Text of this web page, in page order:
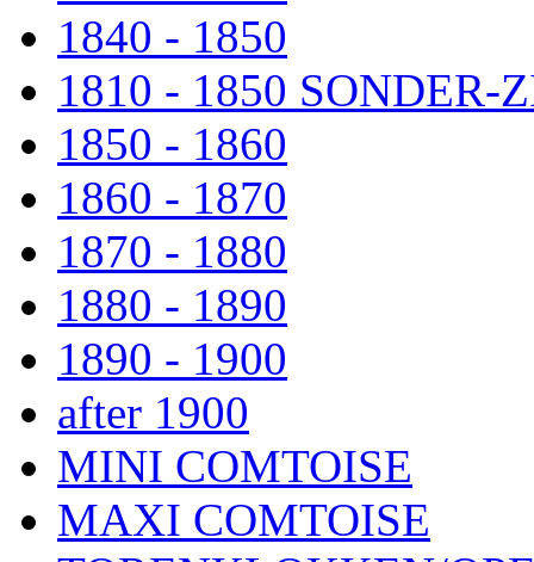
1840 - 1850
1810 - 1850 SONDER-
1850 - 1860
1860 - 1870
1870 - 1880
1880 - 1890
1890 - 1900
after 1900
MINI COMTOISE
MAXI COMTOISE